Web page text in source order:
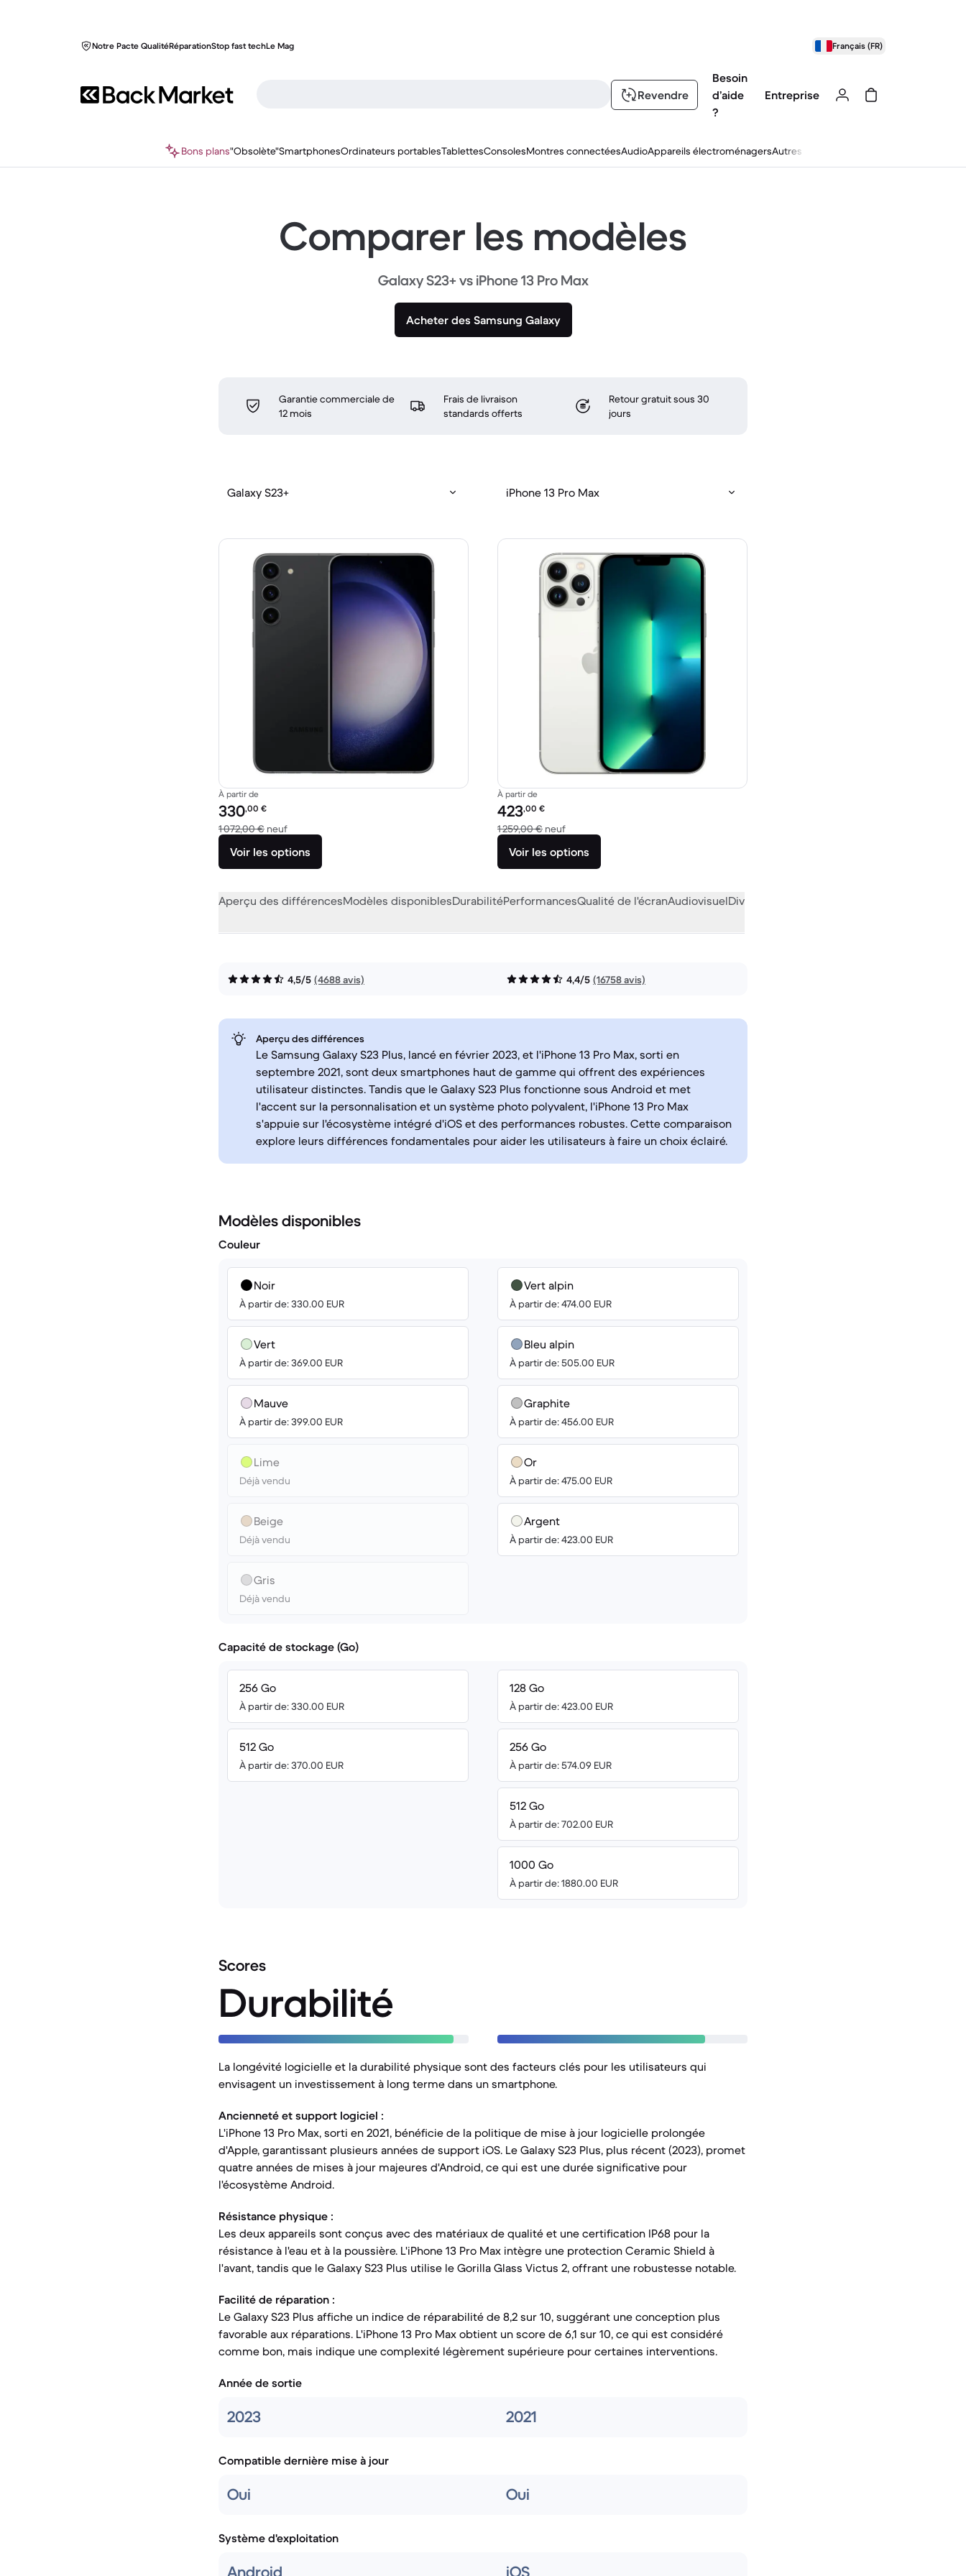
Notre Pacte QualitéRéparationStop fast techLe Mag Français (FR)
Revendre
Besoin
d’aide
?
Entreprise
Bons plans"Obsolète"SmartphonesOrdinateurs portablesTablettesConsolesMontres connectéesAudioAppareils électroménagersAutres
Comparer les modèles
Galaxy S23+ vs iPhone 13 Pro Max
Acheter des Samsung Galaxy
Garantie commerciale de
12 mois
Frais de livraison
standards offerts
Retour gratuit sous 30
jours
Galaxy S23+ iPhone 13 Pro Max
À partir de
Prix reconditionné :
330,00 €
1 072,00 € neufcontre 1 072,00 € neuf
Voir les options
À partir de
Prix reconditionné :
423,00 €
1 259,00 € neufcontre 1 259,00 € neuf
Voir les options
Aperçu des différencesModèles disponiblesDurabilitéPerformancesQualité de l'écranAudiovisuelDivers
4,5/5 (4688 avis) 4,4/5 (16758 avis)
Aperçu des différences
Le Samsung Galaxy S23 Plus, lancé en février 2023, et l'iPhone 13 Pro Max, sorti en
septembre 2021, sont deux smartphones haut de gamme qui offrent des expériences
utilisateur distinctes. Tandis que le Galaxy S23 Plus fonctionne sous Android et met
l'accent sur la personnalisation et un système photo polyvalent, l'iPhone 13 Pro Max
s'appuie sur l'écosystème intégré d'iOS et des performances robustes. Cette comparaison
explore leurs différences fondamentales pour aider les utilisateurs à faire un choix éclairé.
Modèles disponibles
Couleur
Noir
À partir de: 330.00 EUR
Vert
À partir de: 369.00 EUR
Mauve
À partir de: 399.00 EUR
Lime
Déjà vendu
Beige
Déjà vendu
Gris
Déjà vendu
Vert alpin
À partir de: 474.00 EUR
Bleu alpin
À partir de: 505.00 EUR
Graphite
À partir de: 456.00 EUR
Or
À partir de: 475.00 EUR
Argent
À partir de: 423.00 EUR
Capacité de stockage (Go)
256 Go
À partir de: 330.00 EUR
512 Go
À partir de: 370.00 EUR
128 Go
À partir de: 423.00 EUR
256 Go
À partir de: 574.09 EUR
512 Go
À partir de: 702.00 EUR
1000 Go
À partir de: 1880.00 EUR
Scores
Durabilité
La longévité logicielle et la durabilité physique sont des facteurs clés pour les utilisateurs qui
envisagent un investissement à long terme dans un smartphone.
Ancienneté et support logiciel :
L'iPhone 13 Pro Max, sorti en 2021, bénéficie de la politique de mise à jour logicielle prolongée
d'Apple, garantissant plusieurs années de support iOS. Le Galaxy S23 Plus, plus récent (2023), promet
quatre années de mises à jour majeures d'Android, ce qui est une durée significative pour
l'écosystème Android.
Résistance physique :
Les deux appareils sont conçus avec des matériaux de qualité et une certification IP68 pour la
résistance à l'eau et à la poussière. L'iPhone 13 Pro Max intègre une protection Ceramic Shield à
l'avant, tandis que le Galaxy S23 Plus utilise le Gorilla Glass Victus 2, offrant une robustesse notable.
Facilité de réparation :
Le Galaxy S23 Plus affiche un indice de réparabilité de 8,2 sur 10, suggérant une conception plus
favorable aux réparations. L'iPhone 13 Pro Max obtient un score de 6,1 sur 10, ce qui est considéré
comme bon, mais indique une complexité légèrement supérieure pour certaines interventions.
Année de sortie
2023 2021
Compatible dernière mise à jour
Oui Oui
Système d'exploitation
Android iOS